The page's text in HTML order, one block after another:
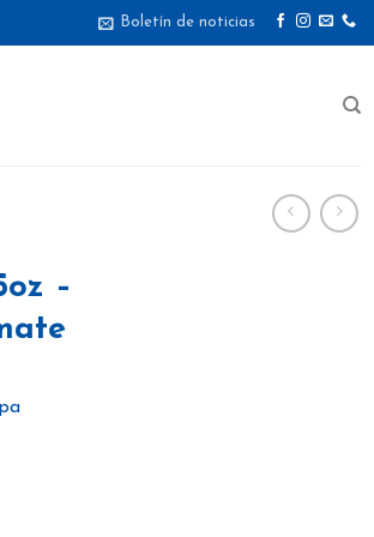
Boletín de noticias
–